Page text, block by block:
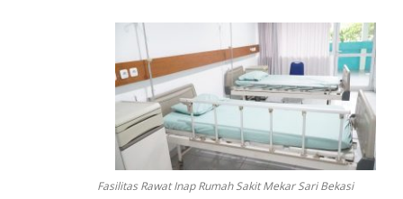
Fasilitas Rawat Inap Rumah Sakit Mekar Sari Bekasi